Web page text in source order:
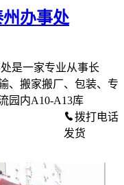
办事处
是一家专业从事长
、搬家搬厂、包装、专
园内A10-A13库
拨打电话
发货